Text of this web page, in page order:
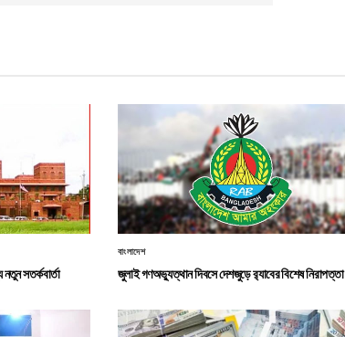
সতর্কবার্তা
বাংলাদেশ
জুলাই গণঅভ্যুত্থান দিবসে দেশজুড়ে র‌্যাবের বিশেষ নিরাপত্তা